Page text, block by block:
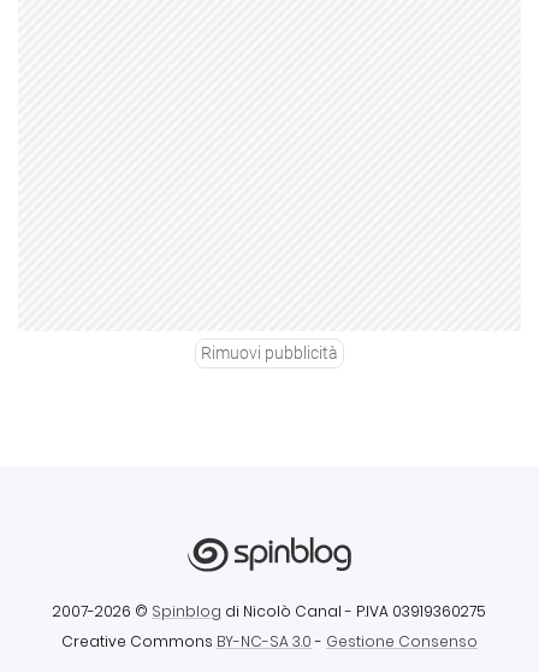
Rimuovi pubblicità
2007-2026 © Spinblog di Nicolò Canal - P.IVA 03919360275
Creative Commons BY-NC-SA 3.0- Gestione Consenso